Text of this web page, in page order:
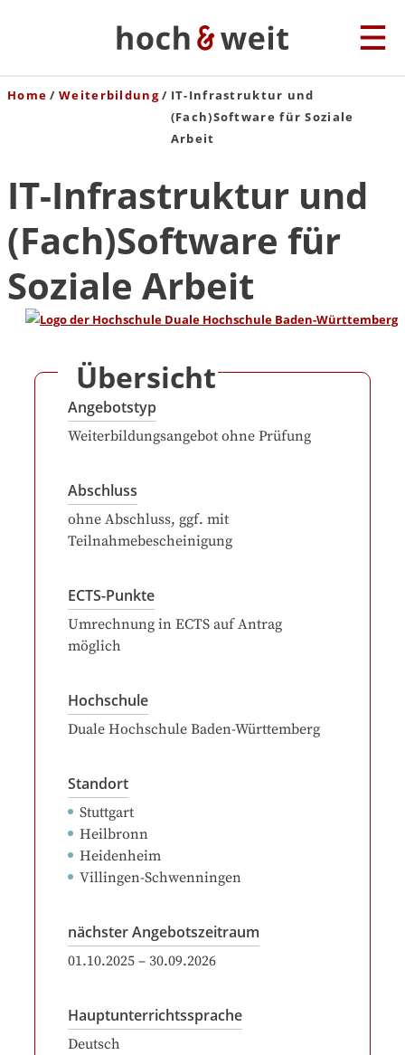
Home Weiterbildung
IT-Infrastruktur und
(Fach)Software für Soziale
Arbeit
IT-Infrastruktur und
(Fach)Software für
Soziale Arbeit
Übersicht
Angebotstyp
Weiterbildungsangebot ohne Prüfung
Abschluss
ohne Abschluss, ggf. mit
Teilnahmebescheinigung
ECTS-Punkte
Umrechnung in ECTS auf Antrag
möglich
Hochschule
Duale Hochschule Baden-Württemberg
Standort
Stuttgart
Heilbronn
Heidenheim
Villingen-Schwenningen
nächster Angebotszeitraum
01.10.2025 – 30.09.2026
Hauptunterrichtssprache
Deutsch